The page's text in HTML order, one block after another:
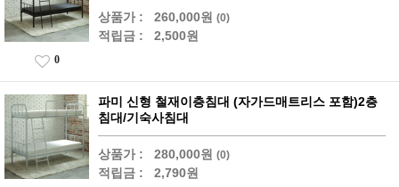
상품가 : 260,000원 (0)
적립금 : 2,500원
0
파미 신형 철재이층침대 (자가드매트리스 포함)2층
침대/기숙사침대
상품가 : 280,000원 (0)
적립금 : 2,790원